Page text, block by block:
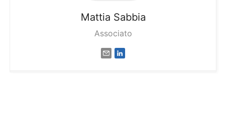
Mattia Sabbia
Associato